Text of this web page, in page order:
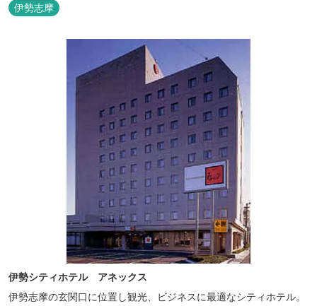
伊勢志摩
伊勢シティホテル アネックス
伊勢志摩の玄関口に位置し観光、ビジネスに最適なシティホテル。